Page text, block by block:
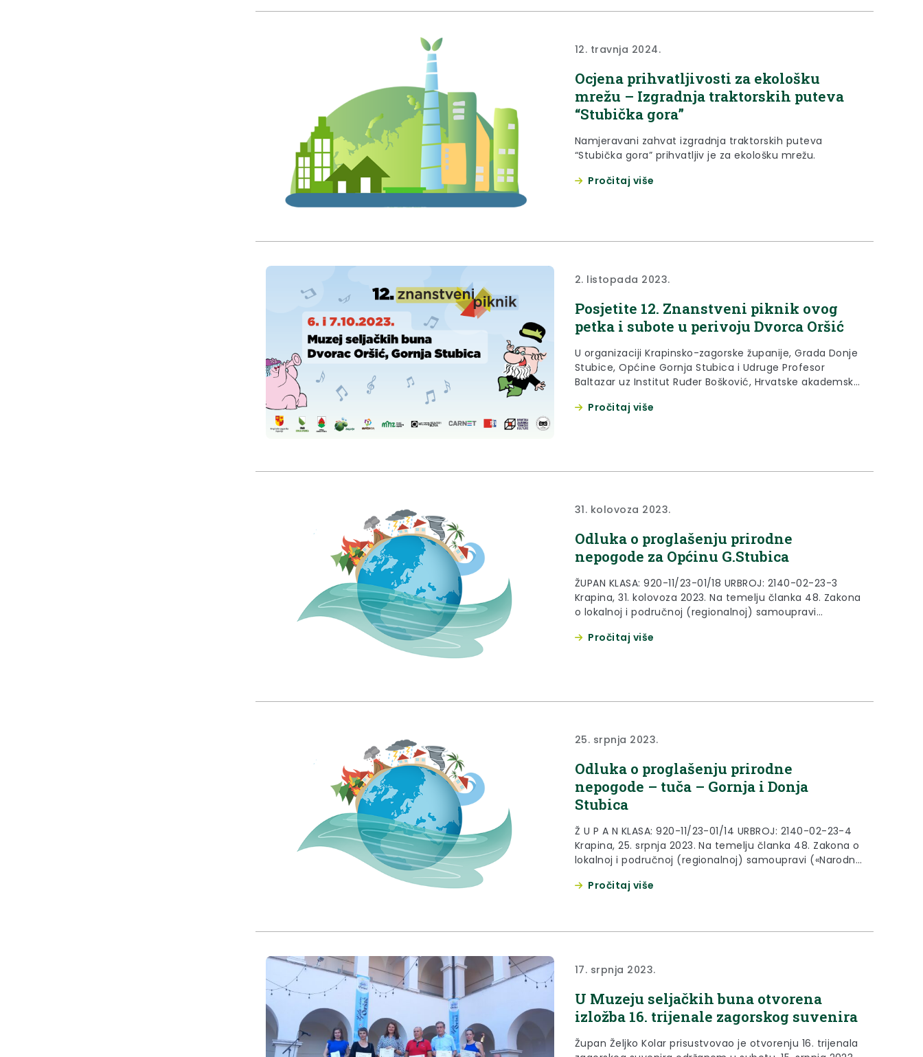
Lokacija: Jakšinec, caffe bar Uni...
12. travnja 2024.
Ocjena prihvatljivosti za ekološku
mrežu – Izgradnja traktorskih puteva
“Stubička gora”
Namjeravani zahvat izgradnja traktorskih puteva
“Stubička gora” prihvatljiv je za ekološku mrežu.
Pročitaj više
2. listopada 2023.
Posjetite 12. Znanstveni piknik ovog
petka i subote u perivoju Dvorca Oršić
U organizaciji Krapinsko-zagorske županije, Grada Donje
Stubice, Općine Gornja Stubica i Udruge Profesor
Baltazar uz Institut Ruđer Bošković, Hrvatske akademske
tehničke kulture i Instituta za popularizaciju znanosti
Pročitaj više
31. kolovoza 2023.
Odluka o proglašenju prirodne
nepogode za Općinu G.Stubica
ŽUPAN KLASA: 920-11/23-01/18 URBROJ: 2140-02-23-3
Krapina, 31. kolovoza 2023. Na temelju članka 48. Zakona
o lokalnoj i područnoj (regionalnoj) samoupravi
125/08., 150/11., 144/12.,19/13., 137/15., 123/17., 98/19. i
Pročitaj više
25. srpnja 2023.
Odluka o proglašenju prirodne
nepogode – tuča – Gornja i Donja
Stubica
Ž U P A N KLASA: 920-11/23-01/14 URBROJ: 2140-02-23-4
Krapina, 25. srpnja 2023. Na temelju članka 48. Zakona o
lokalnoj i područnoj (regionalnoj) samoupravi («Narodne
150/11., 144/12.,19/13., 137/15., 123/17., 98/19. i 144/20.),
članka...
Pročitaj više
17. srpnja 2023.
U Muzeju seljačkih buna otvorena
izložba 16. trijenale zagorskog suvenira
Župan Željko Kolar prisustvovao je otvorenju 16. trijenala